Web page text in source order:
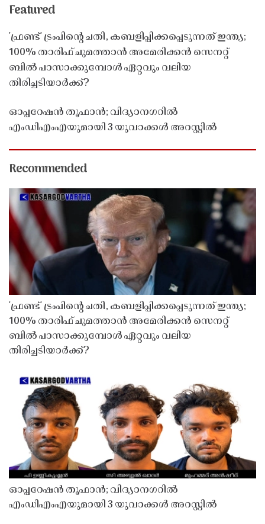
Featured
'ഫ്രണ്ട്' ട്രംപിന്റെ ചതി, കബളിപ്പിക്കപ്പെടുന്നത് ഇന്ത്യ;
100% താരിഫ് ചുമത്താൻ അമേരിക്കൻ സെനറ്റ്
ബിൽ പാസാക്കുമ്പോൾ ഏറ്റവും വലിയ
തിരിച്ചടിയാർക്ക്?
ഓപ്പറേഷൻ തൂഫാൻ; വിദ്യാനഗറിൽ
എംഡിഎംഎയുമായി 3 യുവാക്കൾ അറസ്റ്റിൽ
Recommended
'ഫ്രണ്ട്' ട്രംപിന്റെ ചതി, കബളിപ്പിക്കപ്പെടുന്നത് ഇന്ത്യ;
100% താരിഫ് ചുമത്താൻ അമേരിക്കൻ സെനറ്റ്
ബിൽ പാസാക്കുമ്പോൾ ഏറ്റവും വലിയ
തിരിച്ചടിയാർക്ക്?
ഓപ്പറേഷൻ തൂഫാൻ; വിദ്യാനഗറിൽ
എംഡിഎംഎയുമായി 3 യുവാക്കൾ അറസ്റ്റിൽ